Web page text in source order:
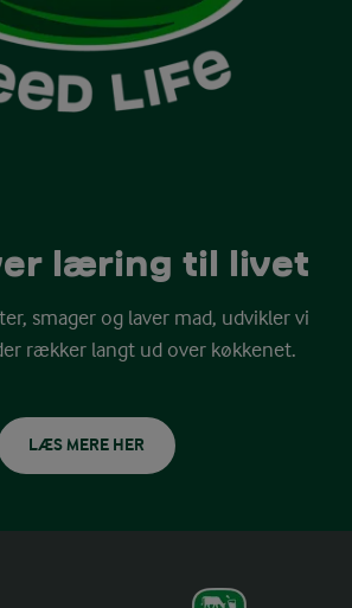
læring til livet
smager og laver mad, udvikler vi
rækker langt ud over køkkenet.
LÆS MERE HER